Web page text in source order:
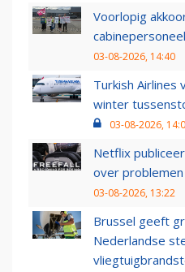
Voorlopig
03-08-2026, 14:40
Turkish Airlines
winter
03-08-2026,
Netflix
over
03-08-2026, 13:22
Brussel geeft
Nederlandse